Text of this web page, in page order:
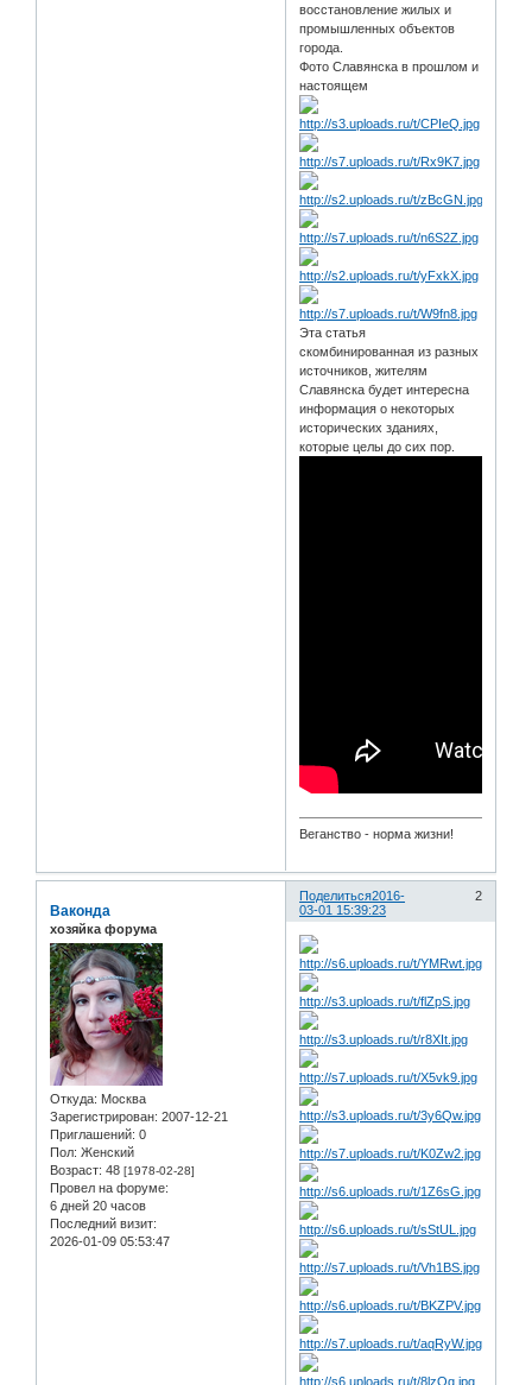
восстановление жилых и
промышленных объектов
города.
Фото Славянска в прошлом и
настоящем
Эта статья
скомбинированная из разных
источников, жителям
Славянска будет интересна
информация о некоторых
исторических зданиях,
которые целы до сих пор.
Веганство - норма жизни!
Поделиться 2
2016-
03-01 15:39:23
Ваконда
хозяйка форума
Откуда: Москва
Зарегистрирован: 2007-12-21
Приглашений: 0
Пол: Женский
Возраст: 48 [1978-02-28]
Провел на форуме:
6 дней 20 часов
Последний визит:
2026-01-09 05:53:47